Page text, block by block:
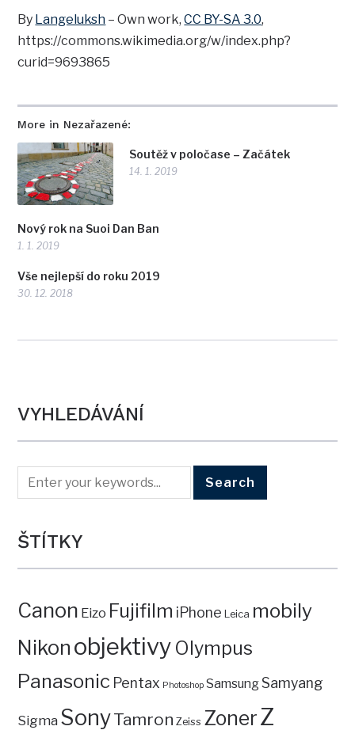
More in Nezařazené:
Soutěž v poločase – Začátek
14. 1. 2019
Nový rok na Suoi Dan Ban
1. 1. 2019
Vše nejlepší do roku 2019
30. 12. 2018
By Langeluksh –Own work,CC BY-SA 3.0,
https://commons.wikimedia.org/w/index.php?
curid=9693865
VYHLEDÁVÁNÍ
ŠTÍTKY
Canon Eizo Fujifilm iPhone Leica mobily
Nikon objektivy Olympus
Panasonic Pentax Photoshop SamsungSamyang
Sigma SonyTamron Zeiss ZonerZ